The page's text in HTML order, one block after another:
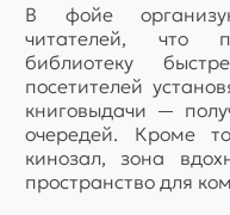
В фойе
читателей, что
библиотеку
посетителей
книговыдачи —
очередей. Кроме
кинозал, зона
пространство для